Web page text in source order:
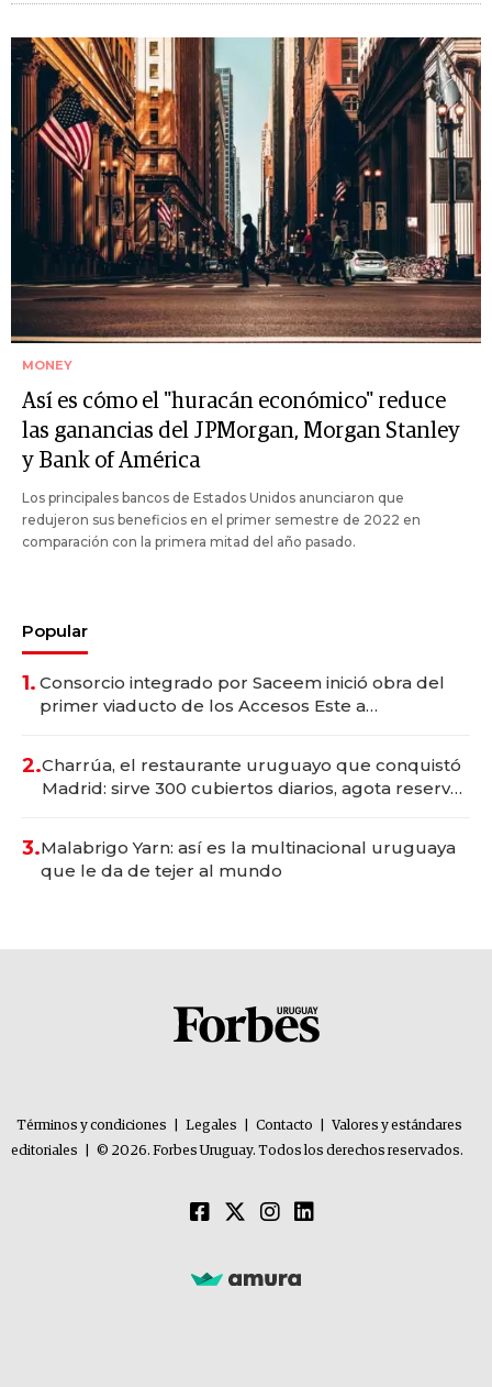
MONEY
Así es cómo el "huracán económico" reduce
las ganancias del JPMorgan, Morgan Stanley
y Bank of América
Los principales bancos de Estados Unidos anunciaron que
redujeron sus beneficios en el primer semestre de 2022 en
comparación con la primera mitad del año pasado.
Popular
1. Consorcio integrado por Saceem inició obra del
primer viaducto de los Accesos Este a
2.Charrúa, el restaurante uruguayo que conquistó
Madrid: sirve 300 cubiertos diarios, agota reservas
3.Malabrigo Yarn: así es la multinacional uruguaya
que le da de tejer al mundo
Términos y condiciones Legales Contacto
Valores y estándares
editoriales
© 2026. Forbes Uruguay. Todos los derechos reservados.